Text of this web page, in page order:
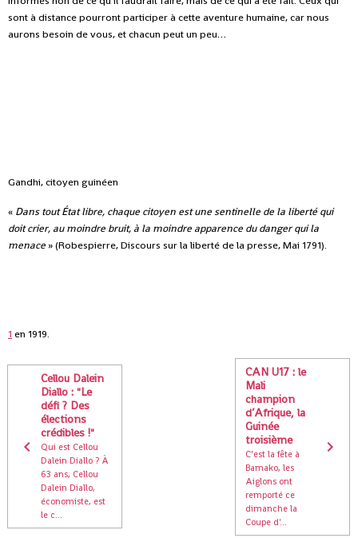
sont à distance pourront participer à cette aventure humaine, car nous
aurons besoin de vous, et chacun peut un peu…
Gandhi, citoyen guinéen
« Dans tout État libre, chaque citoyen est une sentinelle de la liberté qui
doit crier, au moindre bruit, à la moindre apparence du danger qui la
menace » (Robespierre, Discours sur la liberté de la presse, Mai 1791).
1 en 1919.
Cellou Dalein
Diallo : "Le
défi ? Des
élections
crédibles !"
Qui est Cellou
Dalein Diallo ? À
63 ans, Cellou
Dalein Diallo,
économiste, est
le c...
CAN U17 : le
Mali
champion
d’Afrique, la
Guinée
troisième
C’est la fête à
Bamako, les
Aiglons ont
remporté ce
dimanche la
Coupe d'...